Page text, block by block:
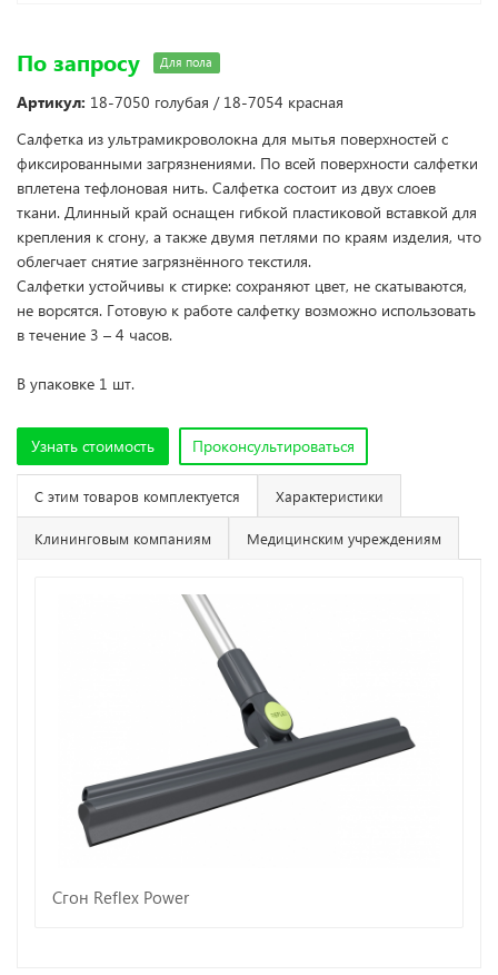
По запросу Для пола
Артикул: 18-7050 голубая / 18-7054 красная
Салфетка из ультрамикроволокна для мытья поверхностей с
фиксированными загрязнениями. По всей поверхности салфетки
вплетена тефлоновая нить. Салфетка состоит из двух слоев
ткани. Длинный край оснащен гибкой пластиковой вставкой для
крепления к сгону, а также двумя петлями по краям изделия, что
облегчает снятие загрязнённого текстиля.
Салфетки устойчивы к стирке: сохраняют цвет, не скатываются,
не ворсятся. Готовую к работе салфетку возможно использовать
в течение 3 – 4 часов.
В упаковке 1 шт.
Узнать стоимость Проконсультироваться
С этим товаров комплектуется Характеристики
Клининговым компаниям Медицинским учреждениям
Сгон Reflex Power